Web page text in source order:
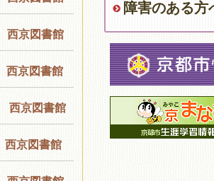
西京図書館
西京図書館
西京図書館
西京図書館
障害のある方